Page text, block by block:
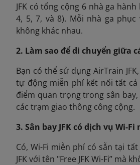
JFK có tổng cộng 6 nhà ga
4, 5, 7, và 8). Mỗi nhà ga phục
không khác nhau.
2. Làm sao để di chuyển giữa
Bạn có thể sử dụng AirTrain
tự động miễn phí kết nối tất cả
điểm quan trọng trong sân
các trạm giao thông công cộng.
3. Sân bay JFK có dịch vụ Wi-
Có, Wi-Fi miễn phí có sẵn tại
JFK với tên "Free JFK Wi-Fi” mà